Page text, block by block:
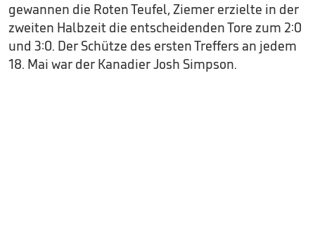
gewannen die Roten Teufel, Ziemer erzielte in der
zweiten Halbzeit die entscheidenden Tore zum 2:0
und 3:0. Der Schütze des ersten Treffers an jedem
18. Mai war der Kanadier Josh Simpson.